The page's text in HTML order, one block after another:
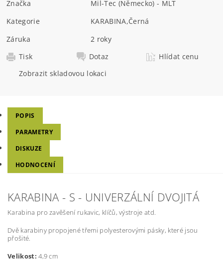
Značka
Mil-Tec (Německo) - MLT
Kategorie
KARABINA,Černá
Záruka
2 roky
Tisk
Dotaz
Hlídat cenu
Zobrazit skladovou lokaci
POPIS
PARAMETRY
DISKUZE
HODNOCENÍ
KARABINA - S - UNIVERZÁLNÍ DVOJITÁ
Karabina pro zavěšení rukavic, klíčů, výstroje atd.
Dvě karabiny propojené třemi polyesterovými pásky, které jsou
přošité.
Velikost:4,9 cm